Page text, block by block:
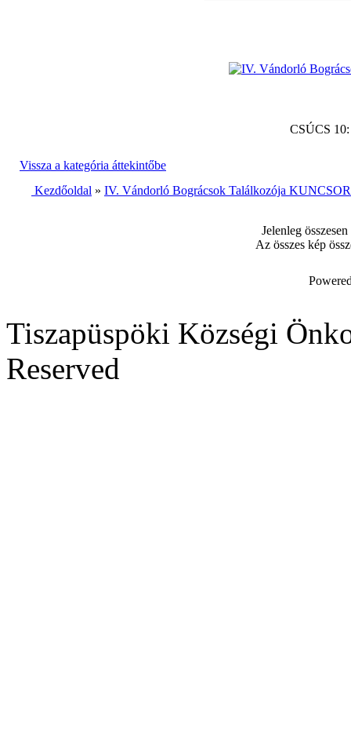
CSÚCS
Vissza a kategória áttekintőbe
Kezdőoldal » IV. Vándorló Bográcsok Találkozója
Jelenleg
Az összes kép
Tiszapüspöki Községi
Reserved